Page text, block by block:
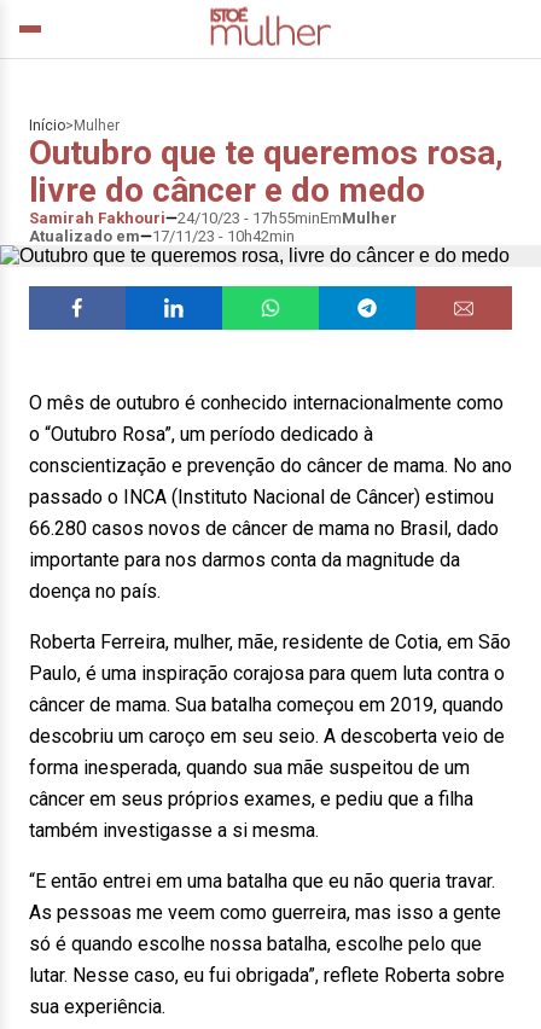
Início> Mulher
Outubro que te queremos rosa,
livre do câncer e do medo
Samirah Fakhouri 24/10/23 - 17h55minEmMulher
Atualizado em
17/11/23 - 10h42min
O mês de outubro é conhecido internacionalmente como
o “Outubro Rosa”, um período dedicado à
conscientização e prevenção do câncer de mama. No ano
passado o INCA (Instituto Nacional de Câncer) estimou
66.280 casos novos de câncer de mama no Brasil, dado
importante para nos darmos conta da magnitude da
doença no país.
Roberta Ferreira, mulher, mãe, residente de Cotia, em São
Paulo, é uma inspiração corajosa para quem luta contra o
câncer de mama. Sua batalha começou em 2019, quando
descobriu um caroço em seu seio. A descoberta veio de
forma inesperada, quando sua mãe suspeitou de um
câncer em seus próprios exames, e pediu que a filha
também investigasse a si mesma.
“E então entrei em uma batalha que eu não queria travar.
As pessoas me veem como guerreira, mas isso a gente
só é quando escolhe nossa batalha, escolhe pelo que
lutar. Nesse caso, eu fui obrigada”, reflete Roberta sobre
sua experiência.